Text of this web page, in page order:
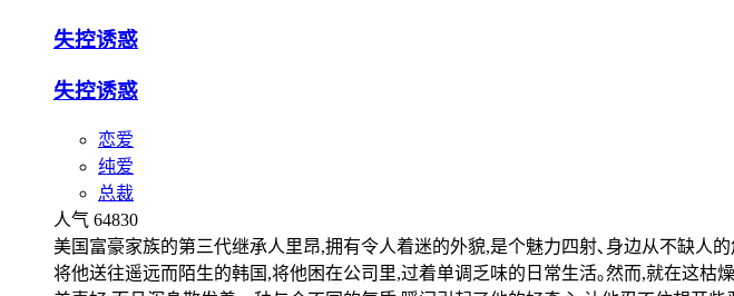
失控诱惑
失控诱惑
恋爱
纯爱
总裁
人气 64830
美国富豪家族的第三代继承人里昂,拥有令人着迷的外貌,是个魅力四射､身边从不缺人
将他送往遥远而陌生的韩国,将他困在公司里,过着单调乏味的日常生活｡然而,就在这